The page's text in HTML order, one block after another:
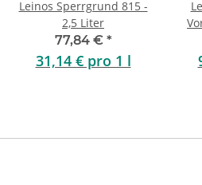
Leinos Sperrgrund 815 -
2,5 Liter
77,84 € *
31,14 € pro 1 l